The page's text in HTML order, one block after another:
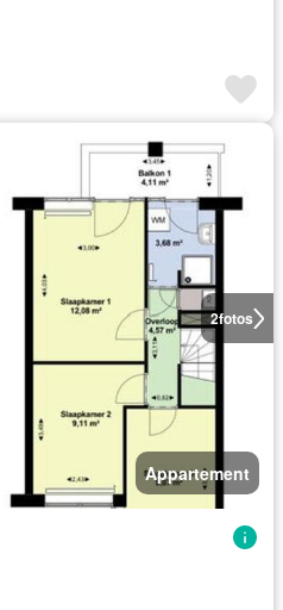
2fotos
Appartement